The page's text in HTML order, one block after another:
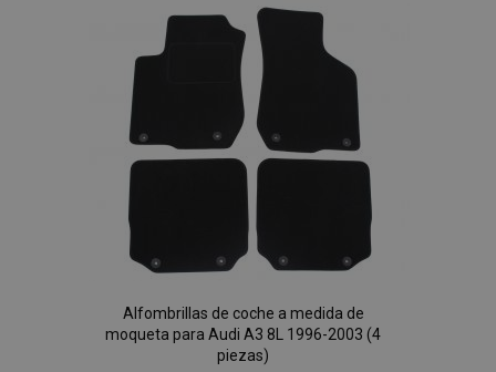
de
Deseos
Alfombrillas de coche a medida de
moqueta para Audi A3 8L 1996-2003 (4
piezas)